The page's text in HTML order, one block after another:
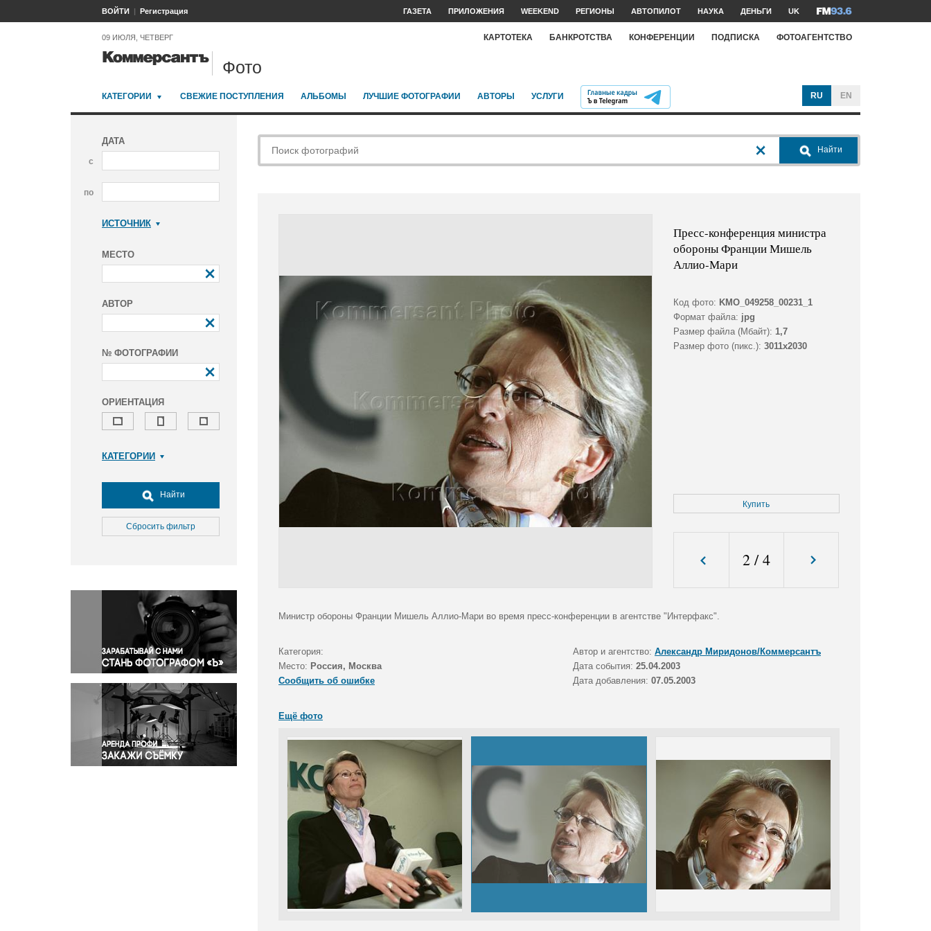
ВОЙТИ Регистрация ГАЗЕТА ПРИЛОЖЕНИЯ WEEKEND РЕГИОНЫ АВТОПИЛОТ НАУКА ДЕНЬГИ UK
09 ИЮЛЯ, ЧЕТВЕРГ КАРТОТЕКА БАНКРОТСТВА КОНФЕРЕНЦИИ ПОДПИСКА ФОТОАГЕНТСТВО
Фото
КАТЕГОРИИ СВЕЖИЕ ПОСТУПЛЕНИЯ АЛЬБОМЫ ЛУЧШИЕ ФОТОГРАФИИ АВТОРЫ УСЛУГИ RU EN
ДАТА
с
по
ИСТОЧНИК
МЕСТО
АВТОР
№ ФОТОГРАФИИ
ОРИЕНТАЦИЯ
КАТЕГОРИИ
Досуг, туризм и отдых
Культура
Медицина
Окружающая среда
Политика
Правосудие
Происшествия и конфликты
Религия
Светская жизнь
Спорт
Экология
Экономика и бизнес
Найти
Сбросить фильтр
Найти
Пресс-конференция министра
обороны Франции Мишель
Аллио-Мари
Код фото: KMO_049258_00231_1
Формат файла: jpg
Размер файла (Мбайт): 1,7
Размер фото (пикс.): 3011x2030
Купить
2/4
Министр обороны Франции Мишель Аллио-Мари во время пресс-конференции в агентстве "Интерфакс".
Категория: Автор и агентство: Александр Миридонов/Коммерсантъ
Место: Россия, Москва Дата события: 25.04.2003
Сообщить об ошибке
Дата добавления: 07.05.2003
Ещё фото